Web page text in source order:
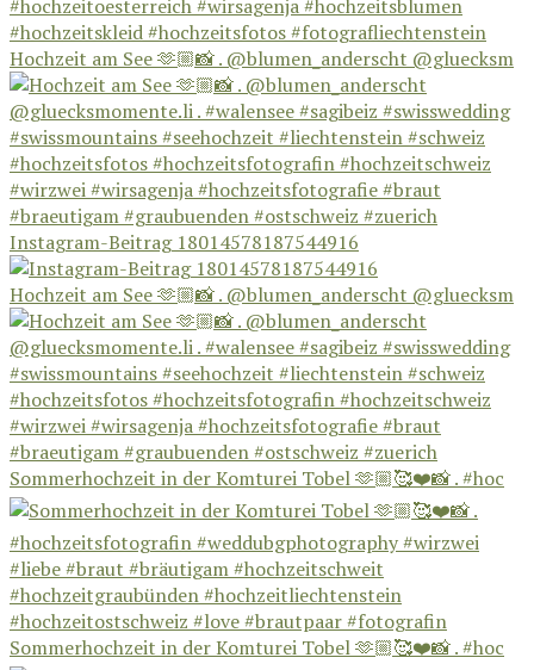
Hochzeit am See 🫶🏼📸 . @blumen_anderscht @gluecksm
Instagram-Beitrag 18014578187544916
Hochzeit am See 🫶🏼📸 . @blumen_anderscht @gluecksm
Sommerhochzeit in der Komturei Tobel 🫶🏼🥰❤️📸 . #hoc
Sommerhochzeit in der Komturei Tobel 🫶🏼🥰❤️📸 . #hoc